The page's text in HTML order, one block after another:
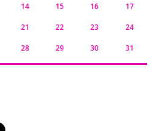
14 15 16 17
21 22 23 24
28 29 30 31